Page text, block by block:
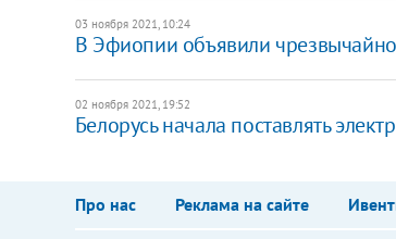
03 ноября 2021, 10:24
В Эфиопии объявили
02 ноября 2021, 19:52
Белорусь начала поставлять
Про нас Реклама на сайте